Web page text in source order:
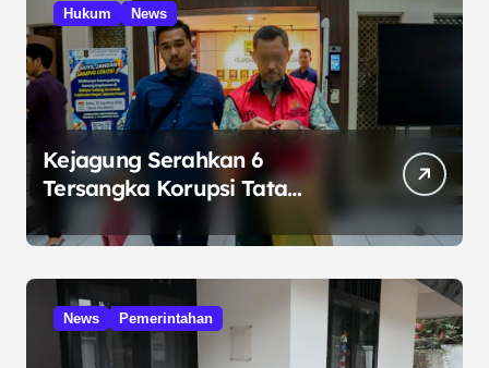
Hukum News
Kejagung Serahkan 6
Tersangka Korupsi Tata
Kelola Minyak ke Penuntut
Umum
News Pemerintahan